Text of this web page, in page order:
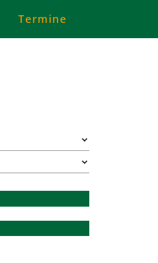
Termine